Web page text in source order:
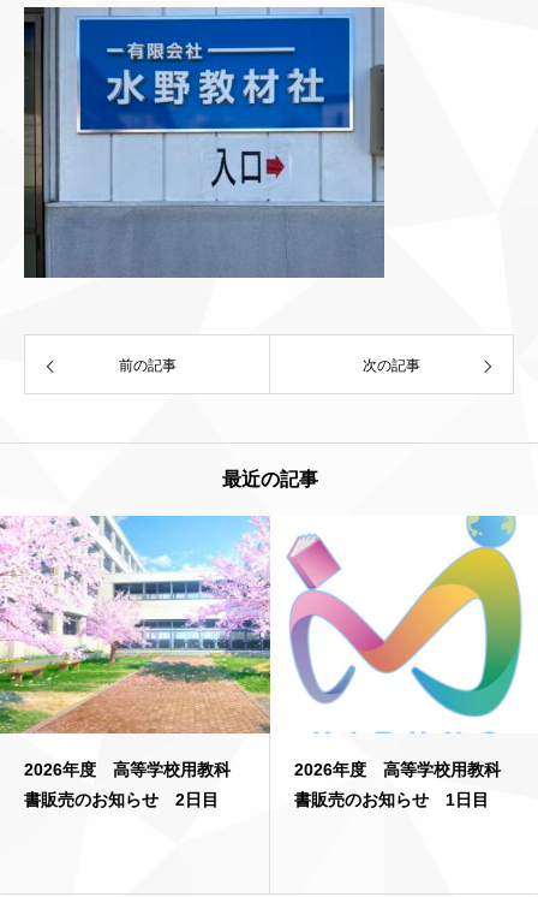
前の記事 次の記事
最近の記事
2026年度 高等学校用教科
書販売のお知らせ 2日目
2026年度 高等学校用教科
書販売のお知らせ 1日目